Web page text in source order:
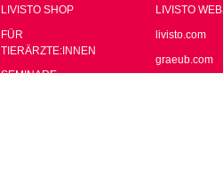
LIVISTO SHOP
FÜR
TIERÄRZTE:INNEN
SEMINARE
LIVISTO
livisto.com
graeub.com